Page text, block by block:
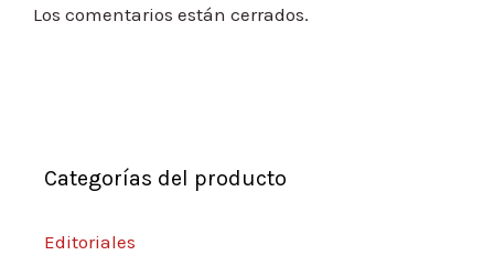
Los comentarios están cerrados.
Categorías del producto
Editoriales